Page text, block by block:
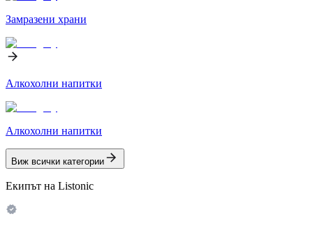
Замразени храни
Алкохолни напитки
Алкохолни напитки
Виж всички категории
Екипът на Listonic